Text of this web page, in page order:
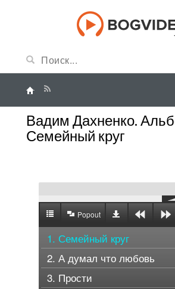
Вадим Дахненко.
Семейный круг
Popout
1. Семейный круг
2. А думал что любовь
3. Прости